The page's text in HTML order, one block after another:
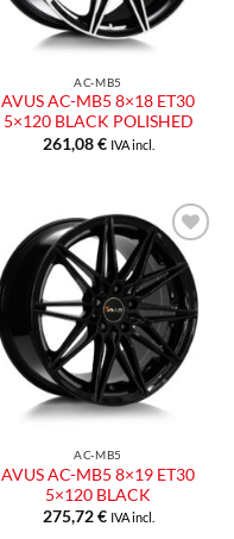
AC-MB5
AVUS AC-MB5 8×18 ET30
5×120 BLACK POLISHED
261,08€ IVA incl.
AC-MB5
AVUS AC-MB5 8×19 ET30
5×120 BLACK
275,72€ IVA incl.